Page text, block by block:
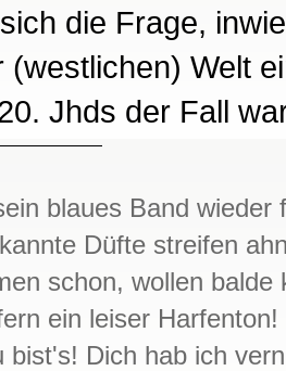
die Frage,
(westlichen) Welt
Jhds der Fall
blaues Band wieder
Düfte streifen
schon, wollen balde
ein leiser Harfenton!
bist's! Dich hab ich